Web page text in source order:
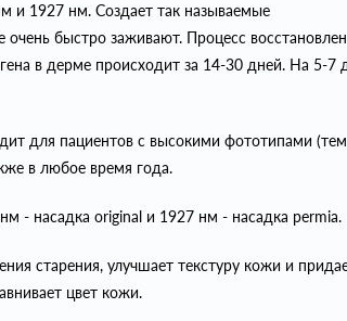
и 1927 нм. Создает так называемые
быстро заживают. Процесс
в дерме происходит за 14-30 дней. На 5-7
для пациентов с высокими фототипами
в любое время года.
- насадка original и 1927 нм - насадка permia.
старения, улучшает текстуру кожи и
цвет кожи.